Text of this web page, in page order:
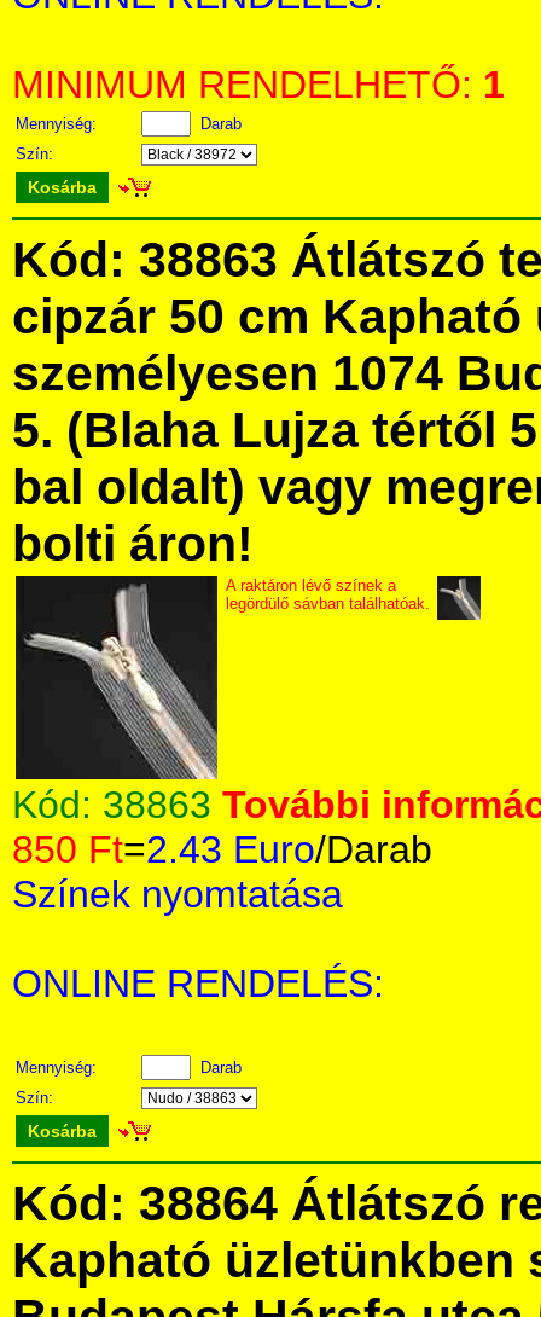
MINIMUM RENDELHETŐ: 1
Mennyiség:
Darab
Szín:
Kosárba
Kód: 38863 Átlátszó
cipzár 50 cm
személyesen 1074
5. (Blaha Lujza tértől
bal oldalt) vagy
bolti áron!
A raktáron lévő színek a
legördülő sávban találhatóak.
Kód: 38863 További
850 Ft=2.43 Euro/Darab
Színek nyomtatása
ONLINE RENDELÉS:
Mennyiség:
Darab
Szín:
Kosárba
Kód: 38864 Átlátszó
Kapható üzletünkben